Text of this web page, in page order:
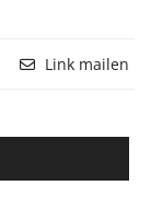
Link mailen